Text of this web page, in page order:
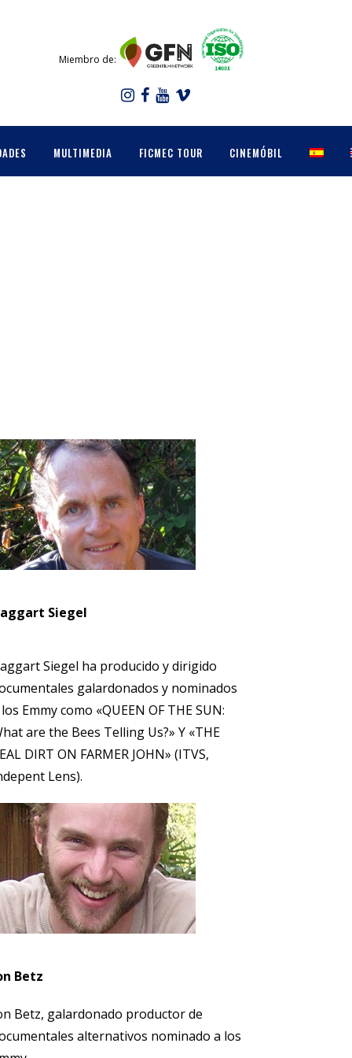
Miembro de:
MULTIMEDIA FICMEC TOUR CINEMÓBIL
Siegel
Siegel ha producido y dirigido
galardonados y nominados
Emmy como «QUEEN OF THE SUN:
are the Bees Telling Us?» Y «THE
DIRT ON FARMER JOHN» (ITVS,
Lens).
Betz
Betz, galardonado productor de
alternativos nominado a los